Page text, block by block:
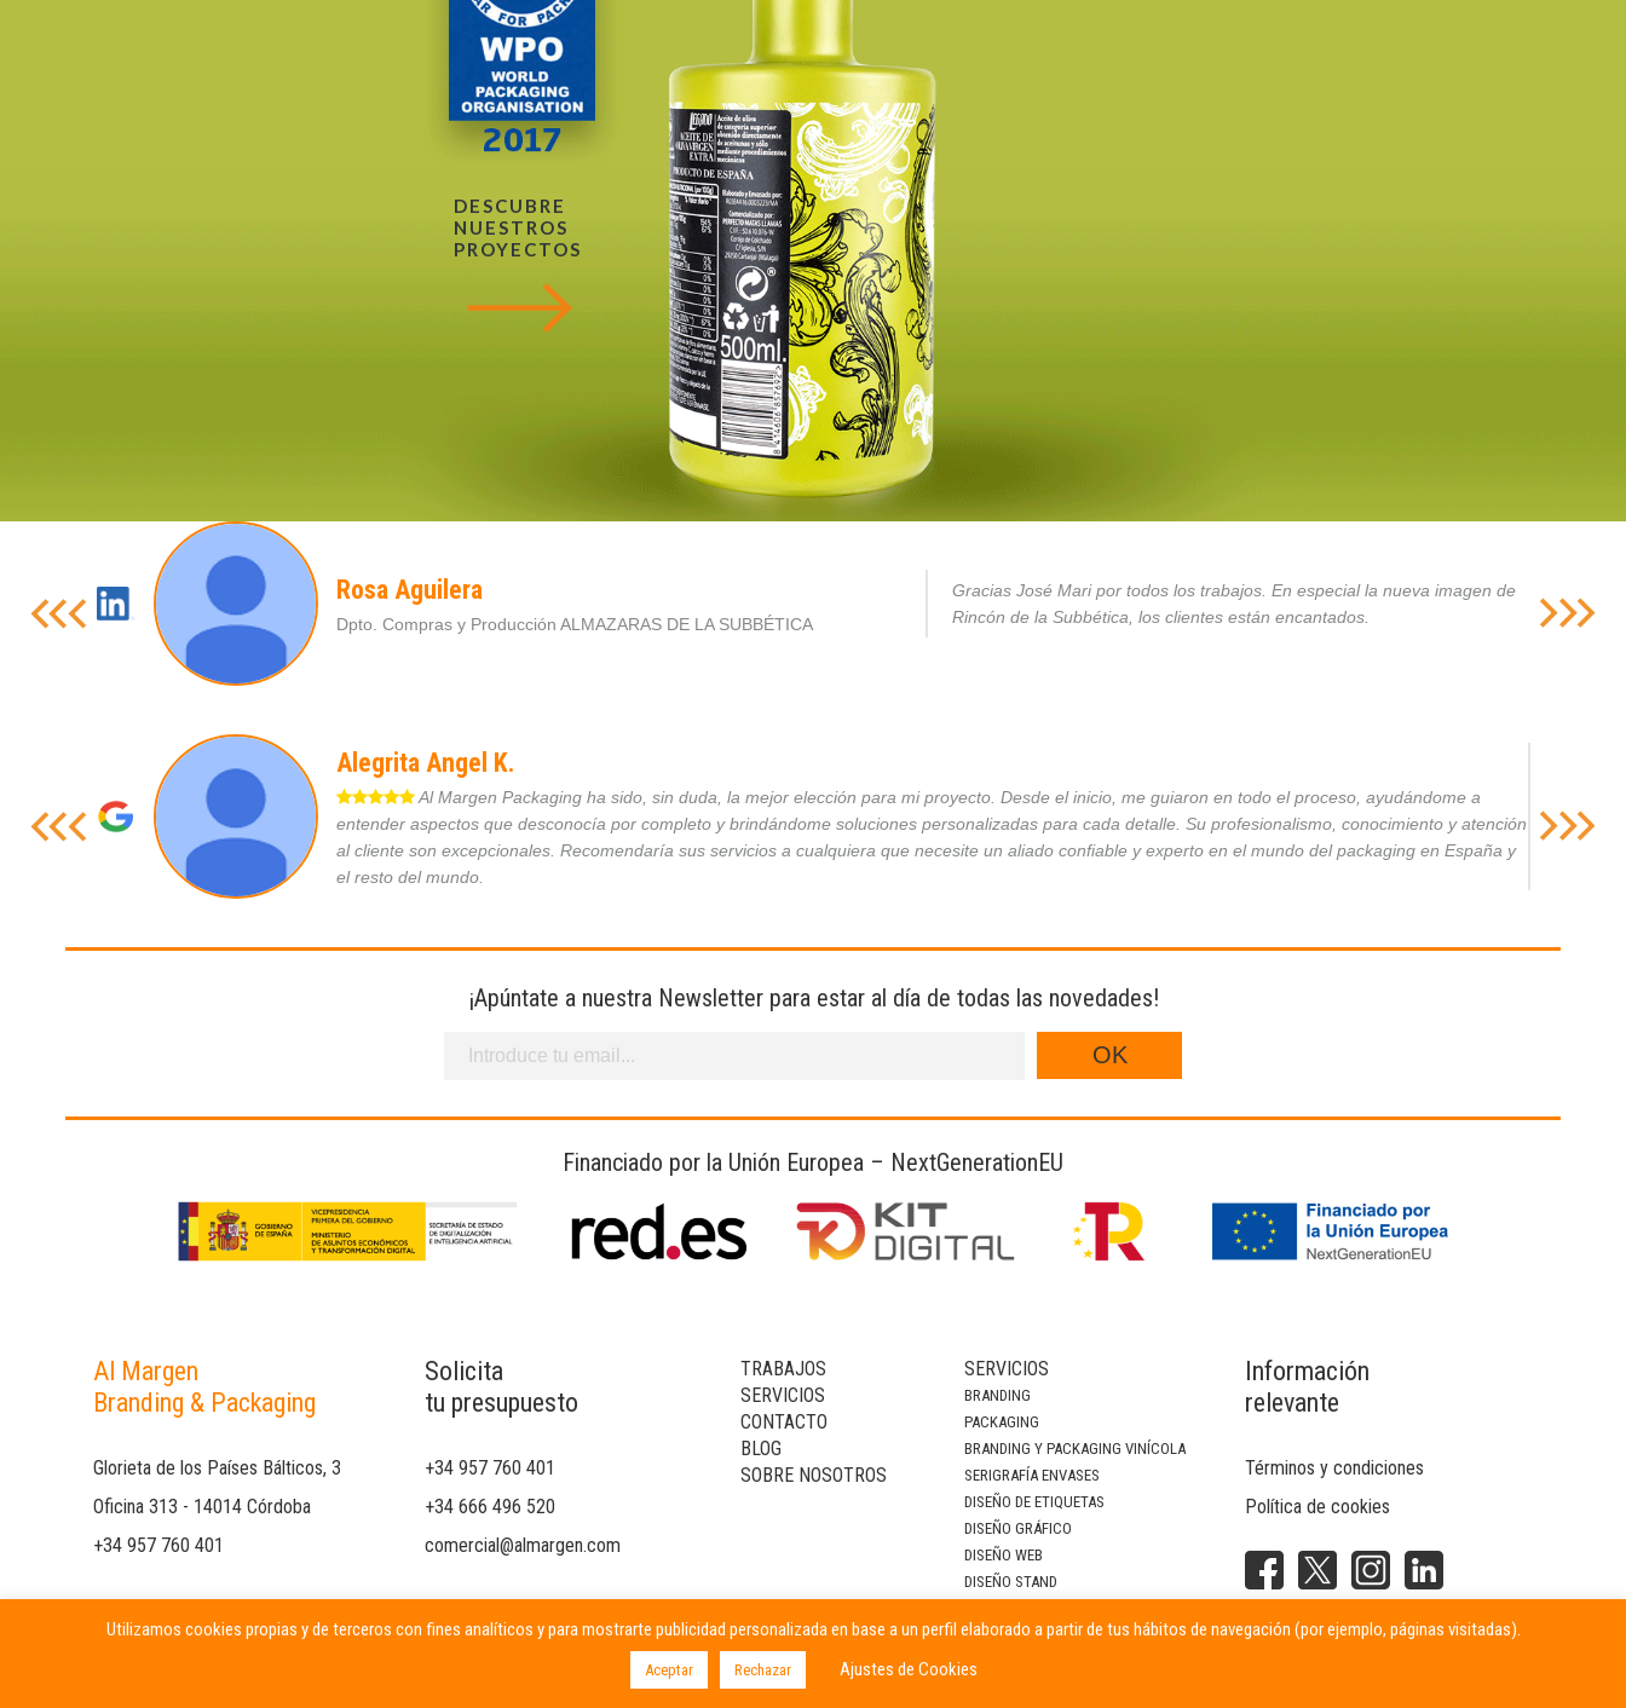
DESCUBRE
NUESTROS
PROYECTOS
Rosa Aguilera
Dpto. Compras y Producción ALMAZARAS DE LA SUBBÉTICA
Gracias José Mari por todos los trabajos. En especial la nueva imagen de
Rincón de la Subbética, los clientes están encantados.
Alegrita Angel K.
Al Margen Packaging ha sido, sin duda, la mejor elección para mi proyecto. Desde el inicio, me guiaron en todo el proceso, ayudándome a
entender aspectos que desconocía por completo y brindándome soluciones personalizadas para cada detalle. Su profesionalismo, conocimiento y atención
al cliente son excepcionales. Recomendaría sus servicios a cualquiera que necesite un aliado confiable y experto en el mundo del packaging en España y
el resto del mundo.
¡Apúntate a nuestra Newsletter para estar al día de todas las novedades!
Financiado por la Unión Europea – NextGenerationEU
Al Margen
Branding & Packaging
Glorieta de los Países Bálticos, 3
Oficina 313 - 14014 Córdoba
+34 957 760 401
Solicita
tu presupuesto
+34 957 760 401
+34 666 496 520
comercial@almargen.com
TRABAJOS
SERVICIOS
CONTACTO
BLOG
SOBRE NOSOTROS
SERVICIOS
BRANDING
PACKAGING
BRANDING Y PACKAGING VINÍCOLA
SERIGRAFÍA ENVASES
DISEÑO DE ETIQUETAS
DISEÑO GRÁFICO
DISEÑO WEB
DISEÑO STAND
CAMPAÑAS PUBLICITARIAS
Información
relevante
Términos y condiciones
Política de cookies
Utilizamos cookies propias y de terceros con fines analíticos y para mostrarte publicidad personalizada en base a un perfil elaborado a partir de tus hábitos de navegación (por ejemplo, páginas visitadas).
Aceptar Rechazar Ajustes de Cookies